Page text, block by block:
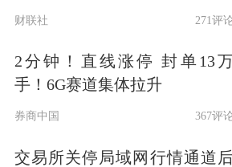
中，这类身份特殊的“非
不是新鲜事。据不完全
病院外，幼儿园、养老
等机构，均曾登上过上
通股东名单。
财联社 271评
2分钟！直线涨停 封单13
手！6G赛道集体拉升
券商中国 367评
交易所关停局域网行情通道